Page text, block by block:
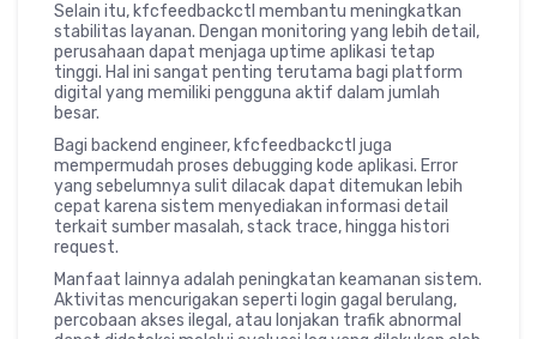
Selain itu, kfcfeedbackctl membantu meningkatkan
stabilitas layanan. Dengan monitoring yang lebih detail,
perusahaan dapat menjaga uptime aplikasi tetap
tinggi. Hal ini sangat penting terutama bagi platform
digital yang memiliki pengguna aktif dalam jumlah
besar.
Bagi backend engineer, kfcfeedbackctl juga
mempermudah proses debugging kode aplikasi. Error
yang sebelumnya sulit dilacak dapat ditemukan lebih
cepat karena sistem menyediakan informasi detail
terkait sumber masalah, stack trace, hingga histori
request.
Manfaat lainnya adalah peningkatan keamanan sistem.
Aktivitas mencurigakan seperti login gagal berulang,
percobaan akses ilegal, atau lonjakan trafik abnormal